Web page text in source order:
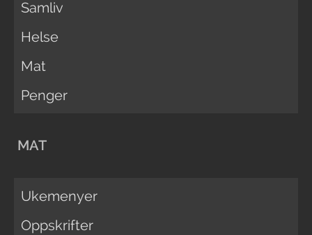
Samliv
Helse
Mat
Penger
MAT
Ukemenyer
Oppskrifter